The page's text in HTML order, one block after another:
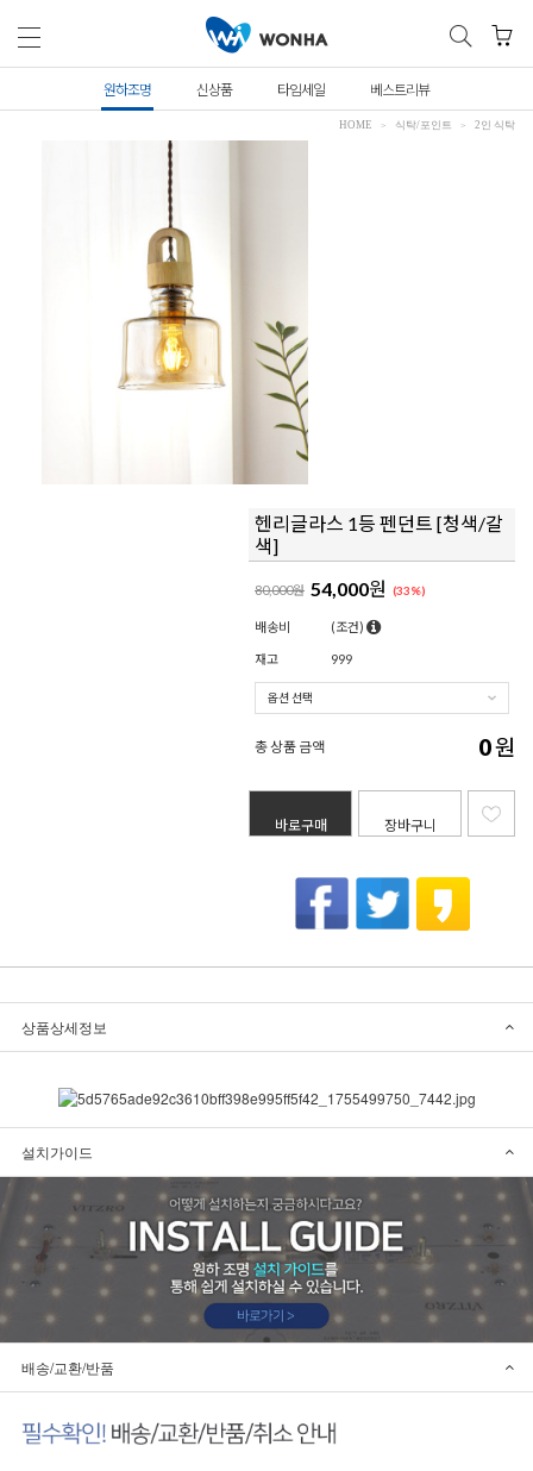
원하조명 신상품 타임세일 베스트리뷰
HOME 식탁/포인트 2인 식탁
헨리글라스 1등 펜던트 [청색/갈
색]
80,000원 54,000원 (33%)
배송비 (조건)
재고 999
총 상품 금액 0원
바로구매 장바구니
상품상세정보
설치가이드
배송/교환/반품